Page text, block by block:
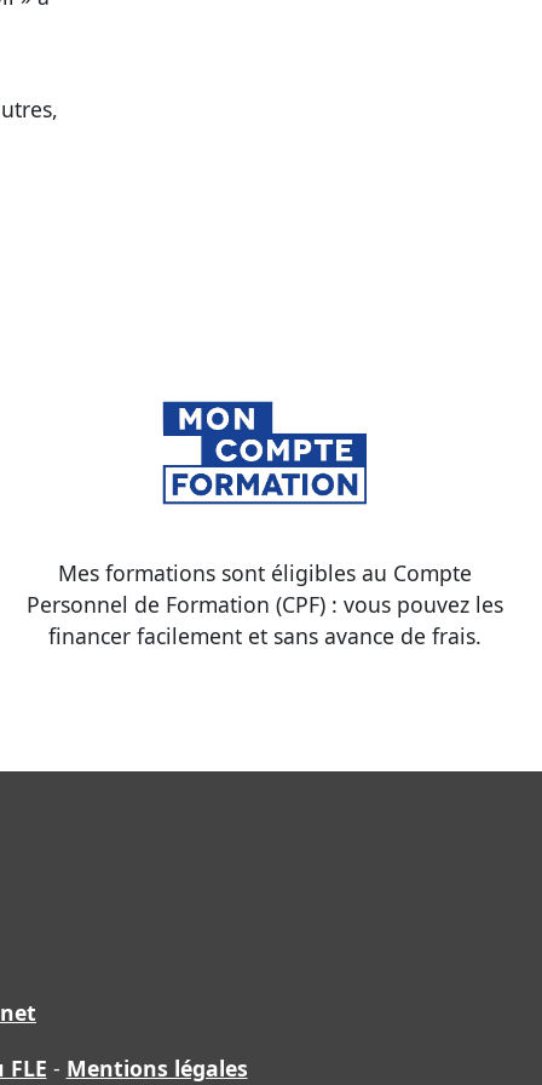
Mes formations sont éligibles au Compte
Personnel de Formation (CPF) : vous pouvez les
financer facilement et sans avance de frais.
- Mentions légales